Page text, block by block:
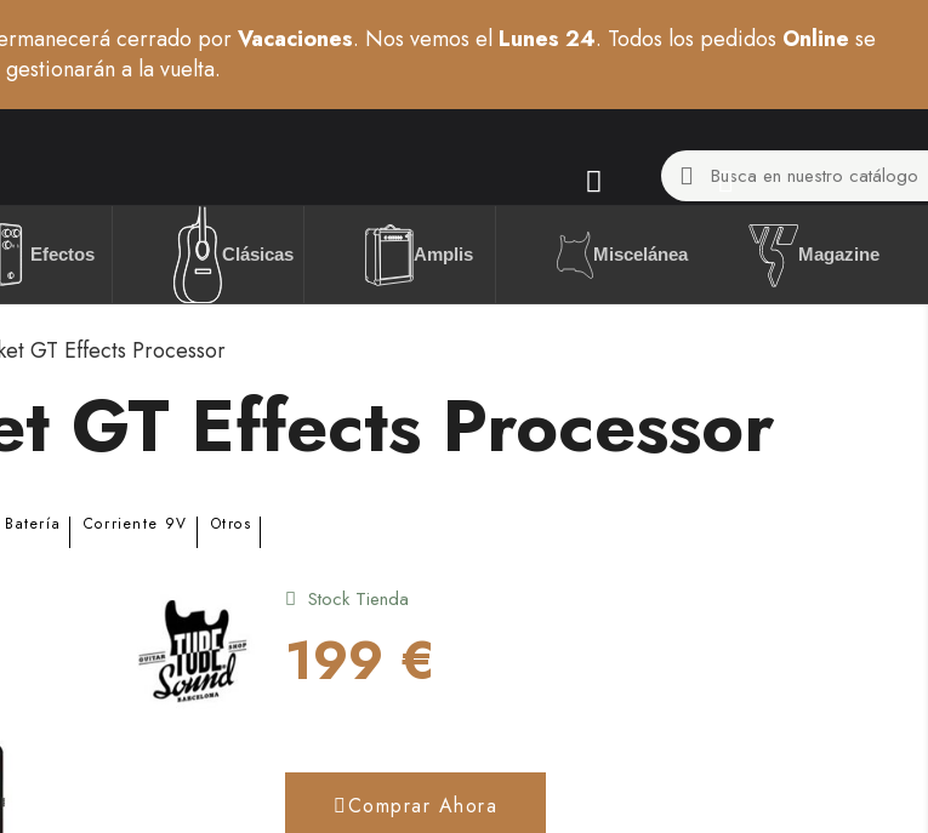
cerrado porVacaciones. Nos vemos el Lunes 24. Todos los pedidos Online se
gestionarán a la vuelta.
Efectos Clásicas Amplis Miscelánea Magazine
GT Effects Processor
GT Effects Processor
Batería Corriente 9V Otros
Stock Tienda
199 €
Comprar Ahora